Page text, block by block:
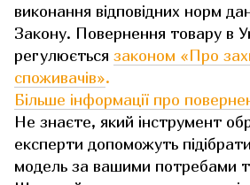
виконання відповідних норм
Закону. Повернення товару в
регулюється законом «Про
споживачів».
Більше інформації про
Не знаєте, який інструмент
експерти допоможуть
модель за вашими потребами